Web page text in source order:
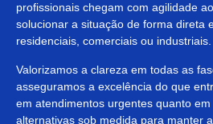
profissionais chegam com agilidade
solucionar a situação de forma direta
residenciais, comerciais ou industriais.
Valorizamos a clareza em todas as
asseguramos a excelência do que
em atendimentos urgentes quanto
alternativas sob medida para manter